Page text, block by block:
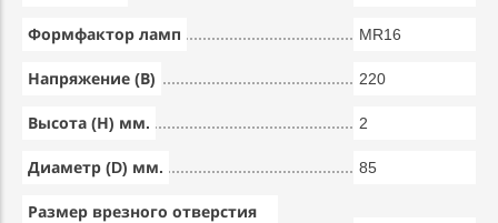
Формфактор ламп MR16
Напряжение (В) 220
Высота (Н) мм. 2
Диаметр (D) мм. 85
Размер врезного отверстия